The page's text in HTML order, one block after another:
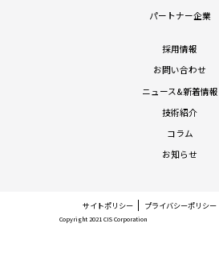
パートナー企業
採用情報
お問い合わせ
ニュース&新着情報
技術紹介
コラム
お知らせ
Copyright 2021 CIS Corporation
サイトポリシー プライバシーポリシー